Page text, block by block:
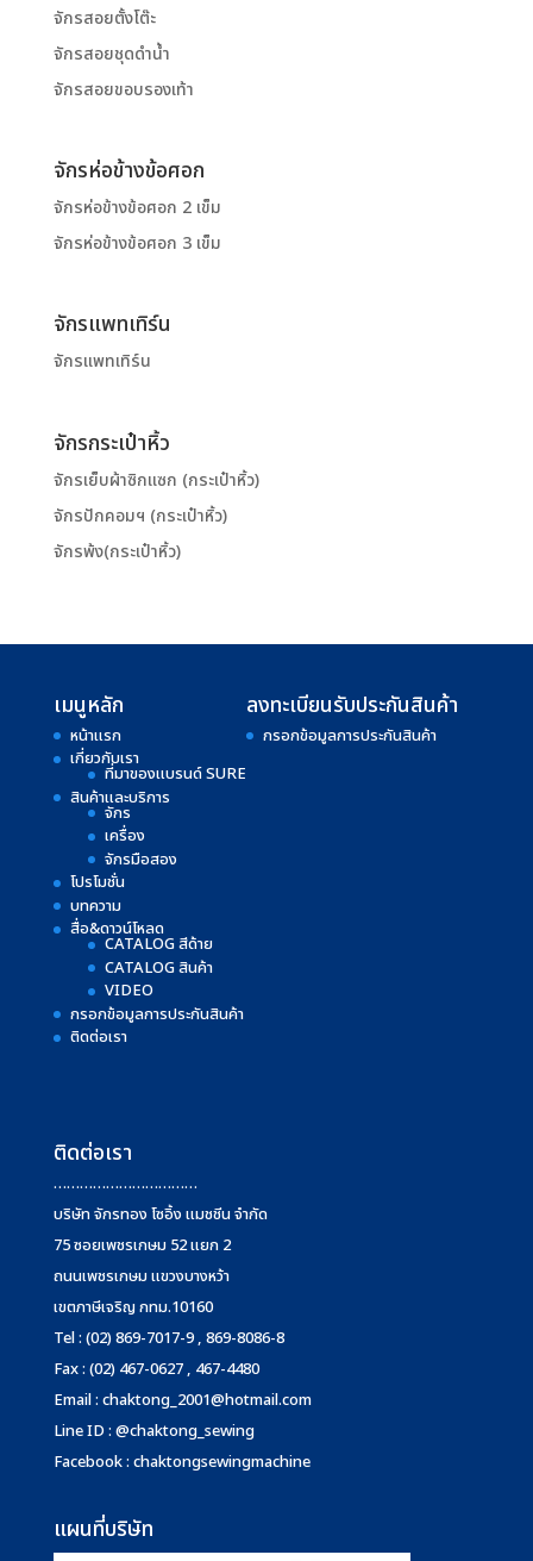
จักรสอยตั้งโต๊ะ
จักรสอยชุดดำน้ำ
จักรสอยขอบรองเท้า
จักรห่อข้างข้อศอก
จักรห่อข้างข้อศอก 2 เข็ม
จักรห่อข้างข้อศอก 3 เข็ม
จักรแพทเทิร์น
จักรแพทเทิร์น
จักรกระเป๋าหิ้ว
จักรเย็บผ้าซิกแซก (กระเป๋าหิ้ว)
จักรปักคอมฯ (กระเป๋าหิ้ว)
จักรพ้ง(กระเป๋าหิ้ว)
เมนูหลัก
หน้าแรก
เกี่ยวกับเรา
ที่มาของแบรนด์ SURE
สินค้าและบริการ
จักร
เครื่อง
จักรมือสอง
โปรโมชั่น
บทความ
สื่อ&ดาวน์โหลด
CATALOG สีด้าย
CATALOG สินค้า
VIDEO
กรอกข้อมูลการประกันสินค้า
ติดต่อเรา
ลงทะเบียนรับประกันสินค้า
กรอกข้อมูลการประกันสินค้า
ติดต่อเรา
……………………………
บริษัท จักรทอง โซอิ้ง แมชชีน จำกัด
75 ซอยเพชรเกษม 52 แยก 2
ถนนเพชรเกษม แขวงบางหว้า
เขตภาษีเจริญ กทม.10160
Tel : (02) 869-7017-9 , 869-8086-8
Fax : (02) 467-0627 , 467-4480
Email : chaktong_2001@hotmail.com
Line ID : @chaktong_sewing
Facebook : chaktongsewingmachine
แผนที่บริษัท